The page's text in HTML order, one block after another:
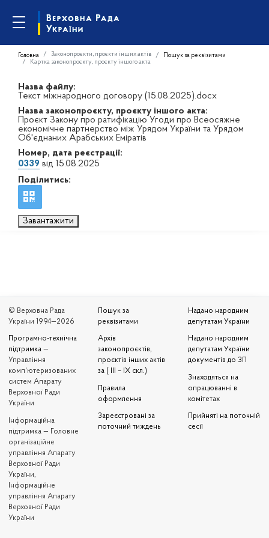
Головна Законопроєкти, проєкти інших актів
Пошук за реквізитами
Картка законопроєкту, проєкту іншого акта
Назва файлу:
Текст міжнародного договору (15.08.2025).docx
Назва законопроєкту, проєкту іншого акта:
Проєкт Закону про ратифікацію Угоди про Всеосяжне
економічне партнерство між Урядом України та Урядом
Об'єднаних Арабських Еміратів
Номер, дата реєстрації:
0339 від 15.08.2025
Поділитись:
Завантажити
© Верховна Рада
України 1994—2026
Програмно-технічна
підтримка —
Управління
комп'ютеризованих
систем Апарату
Верховної Ради
України
Iнформаційна
підтримка — Головне
організаційне
управління Апарату
Верховної Ради
України,
Інформаційне
управління Апарату
Верховної Ради
України
Пошук за
реквізитами
Архів
законопроєктів,
проєктів інших актів
за ( III – IX скл.)
Правила
оформлення
Зареєстровані за
поточний тиждень
Надано народним
депутатам України
Надано народним
депутатам України
документів до ЗП
Знаходяться на
опрацюванні в
комітетах
Прийняті на поточній
сесії